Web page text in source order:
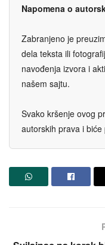
Napomena o
Zabranjeno je
dela teksta ili
navođenja izvora i
našem sajtu.
Svako kršenje ovog
autorskih prava i